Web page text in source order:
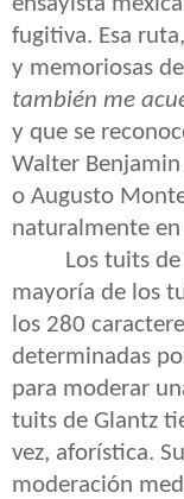
fugitiva. Esa
y memoriosas de
también me
y que se
Walter
o Augusto
naturalmente
Los tuits
mayoría de los
los 280
determinadas
para moderar
tuits de Glantz
vez, aforística.
moderación